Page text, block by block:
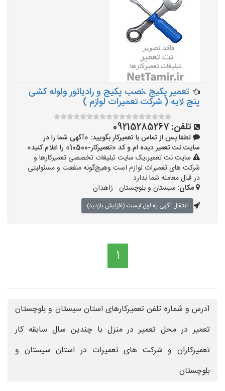
تعمیر پکیج ،نصب پکیج و رادیاتور ولوله کشی
پنج لایه ( شرکت تعمیرات لوازم )
تلفن: 09215285267
لطفا پس از تماس با تعمیرکار بگویید: «آگهی شما را در
سایت نت تعمیر دیده ام و کد «تعمیرکار-10500» را اعلام کنید»
سایت نت تعمیر،یک سایت تبلیغات تخصصی تعمیرکارها و
شرکت های تعمیرات لوازم است وهیچ‌گونه منفعت و مسئولیتی
در قبال معامله شما ندارد.
مکان: سیستان و بلوچستان - زاهدان
انتقال آگهی به اول لیست (افزایش بازدید)
1
آدرس و شماره تلفن تعمیرکارهای استان سیستان و بلوچستان
تعمیر در محل تعمیر در منزل با چندین سال سابقه کار
تعمیرکاران و شرکت های تعمیرات در استان سیستان و
بلوچستان